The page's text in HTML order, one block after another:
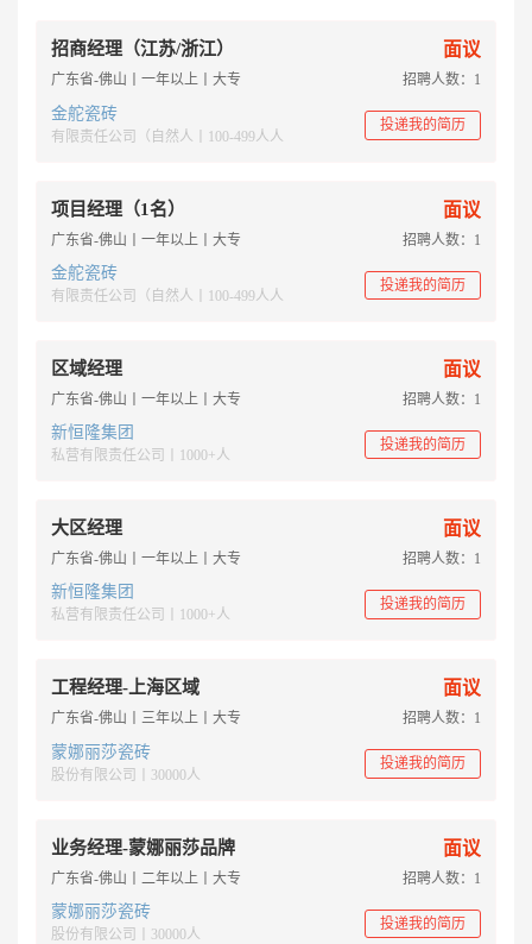
招商经理（江苏/浙江） 面议
广东省-佛山丨一年以上丨大专 招聘人数：1
金舵瓷砖
有限责任公司（自然人丨100-499人人
投递我的简历
项目经理（1名） 面议
广东省-佛山丨一年以上丨大专 招聘人数：1
金舵瓷砖
有限责任公司（自然人丨100-499人人
投递我的简历
区域经理 面议
广东省-佛山丨一年以上丨大专 招聘人数：1
新恒隆集团
私营有限责任公司丨1000+人
投递我的简历
大区经理 面议
广东省-佛山丨一年以上丨大专 招聘人数：1
新恒隆集团
私营有限责任公司丨1000+人
投递我的简历
工程经理-上海区域 面议
广东省-佛山丨三年以上丨大专 招聘人数：1
蒙娜丽莎瓷砖
股份有限公司丨30000人
投递我的简历
业务经理-蒙娜丽莎品牌 面议
广东省-佛山丨二年以上丨大专 招聘人数：1
蒙娜丽莎瓷砖
股份有限公司丨30000人
投递我的简历